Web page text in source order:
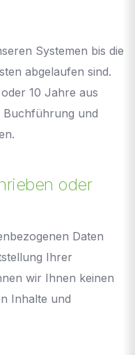
Systemen bis die
abgelaufen sind.
10 Jahre aus
Buchführung und
oder
Daten
Ihrer
wir Ihnen keinen
Inhalte und